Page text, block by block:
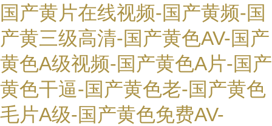
国产黄片在线视频-国产黄频-国
产黄三级高清-国产黄色AV-国产
黄色A级视频-国产黄色A片-国产
黄色干逼-国产黄色老-国产黄色
毛片A级-国产黄色免费AV-